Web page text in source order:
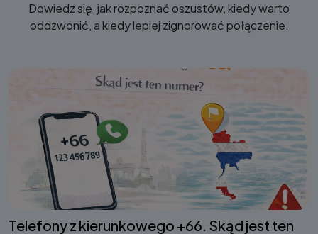
Dowiedz się, jak rozpoznać oszustów, kiedy warto
oddzwonić, a kiedy lepiej zignorować połączenie.
Telefony z kierunkowego +66. Skąd jest ten